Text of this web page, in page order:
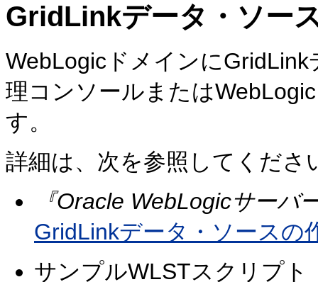
GridLinkデータ・ソー
WebLogicドメインに
理コンソールまたは
す。
詳細は、次を参照してくださ
『Oracle WebLogicサーバ
GridLinkデータ・ソースの
サンプルWLSTスクリプト